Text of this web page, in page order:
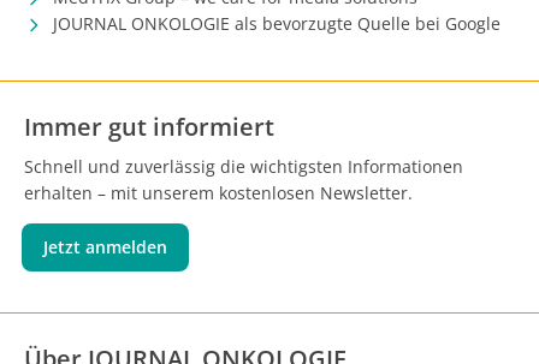
JOURNAL ONKOLOGIE als bevorzugte Quelle bei Google
Immer gut informiert
Schnell und zuverlässig die wichtigsten Informationen
erhalten – mit unserem kostenlosen Newsletter.
Jetzt anmelden